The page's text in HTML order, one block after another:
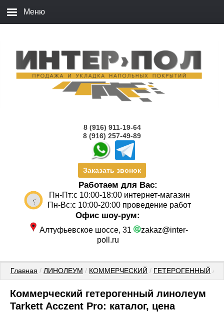
8 (916) 911-19-64
8 (916) 257-49-89
Заказать звонок
Работаем для Вас:
Пн-Пт:с 10:00-18:00 интернет-магазин
Пн-Вс:с 10:00-20:00 проведение работ
Офис шоу-рум:
Алтуфьевское шоссе, 31
zakaz@inter-
poll.ru
Главная / ЛИНОЛЕУМ / КОММЕРЧЕСКИЙ / ГЕТЕРОГЕННЫЙ /
Коммерческий гетерогенный линолеум
Tarkett Acczent Pro: каталог, цена